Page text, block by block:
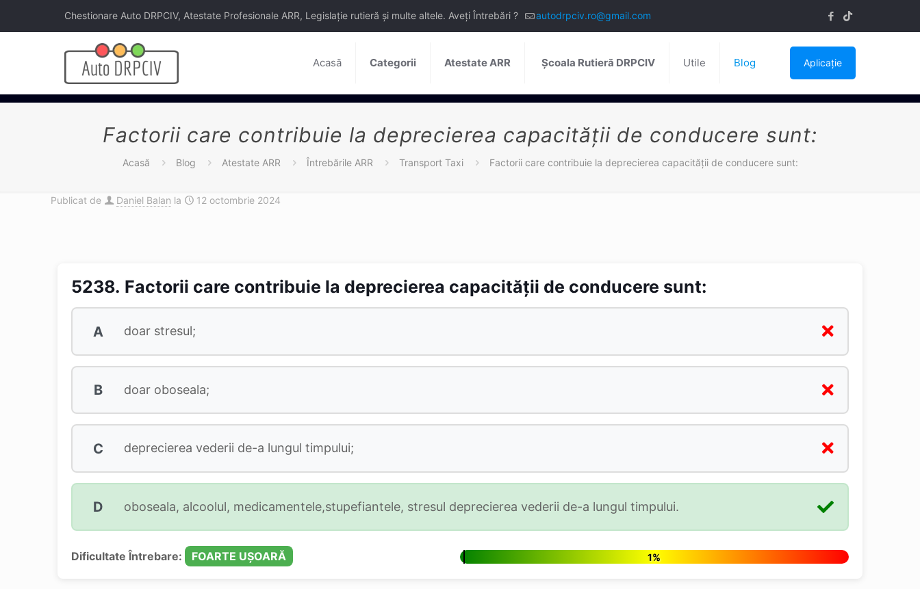
Chestionare Auto DRPCIV, Atestate Profesionale ARR, Legislație rutieră și multe altele. Aveți Întrebări ? autodrpciv.ro@gmail.com
Acasă Categorii Atestate ARR Școala Rutieră DRPCIV Utile Blog Aplicație
Factorii care contribuie la deprecierea capacităţii de conducere sunt:
Acasă Blog Atestate ARR Întrebările ARR Transport Taxi Factorii care contribuie la deprecierea capacităţii de conducere sunt:
Publicat de Daniel Balan la 12 octombrie 2024
5238. Factorii care contribuie la deprecierea capacităţii de conducere sunt:
A doar stresul;
B doar oboseala;
C deprecierea vederii de-a lungul timpului;
D oboseala, alcoolul, medicamentele,stupefiantele, stresul deprecierea vederii de-a lungul timpului.
Dificultate Întrebare: FOARTE UȘOARĂ 1%